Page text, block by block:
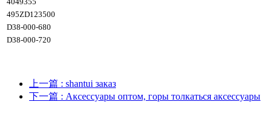
495ZD123500
D38-000-680
D38-000-720
上一篇 : shantui заказ
下一篇 : Аксессуары оптом, горы толкаться аксессуары